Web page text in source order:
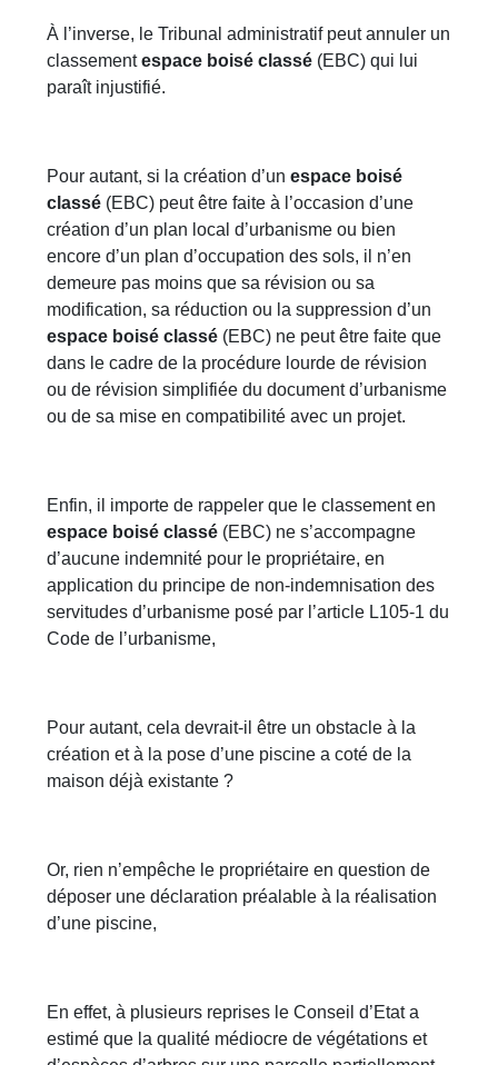
À l’inverse, le Tribunal administratif peut annuler un
classementespace boisé classé (EBC) qui lui
paraît injustifié.
Pour autant, si la création d’unespace boisé
classé (EBC) peut être faite à l’occasion d’une
création d’un plan local d’urbanisme ou bien
encore d’un plan d’occupation des sols, il n’en
demeure pas moins que sa révision ou sa
modification, sa réduction ou la suppression d’un
espace boisé classé (EBC) ne peut être faite que
dans le cadre de la procédure lourde de révision
ou de révision simplifiée du document d’urbanisme
ou de sa mise en compatibilité avec un projet.
Enfin, il importe de rappeler que le classement en
espace boisé classé (EBC) ne s’accompagne
d’aucune indemnité pour le propriétaire, en
application du principe de non-indemnisation des
servitudes d’urbanisme posé par l’article L105-1 du
Code de l’urbanisme,
Pour autant, cela devrait-il être un obstacle à la
création et à la pose d’une piscine a coté de la
maison déjà existante ?
Or, rien n’empêche le propriétaire en question de
déposer une déclaration préalable à la réalisation
d’une piscine,
En effet, à plusieurs reprises le Conseil d’Etat a
estimé que la qualité médiocre de végétations et